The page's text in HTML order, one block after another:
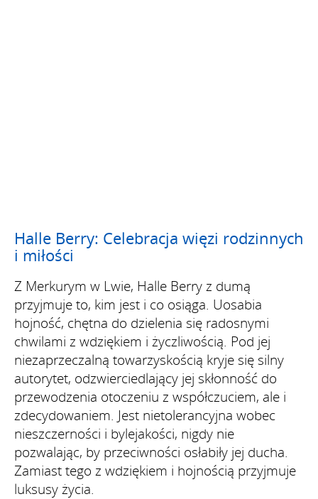
Halle Berry: Celebracja więzi rodzinnych
i miłości
Z Merkurym w Lwie, Halle Berry z dumą
przyjmuje to, kim jest i co osiąga. Uosabia
hojność, chętna do dzielenia się radosnymi
chwilami z wdziękiem i życzliwością. Pod jej
niezaprzeczalną towarzyskością kryje się silny
autorytet, odzwierciedlający jej skłonność do
przewodzenia otoczeniu z współczuciem, ale i
zdecydowaniem. Jest nietolerancyjna wobec
nieszczerności i bylejakości, nigdy nie
pozwalając, by przeciwności osłabiły jej ducha.
Zamiast tego z wdziękiem i hojnością przyjmuje
luksusy życia.